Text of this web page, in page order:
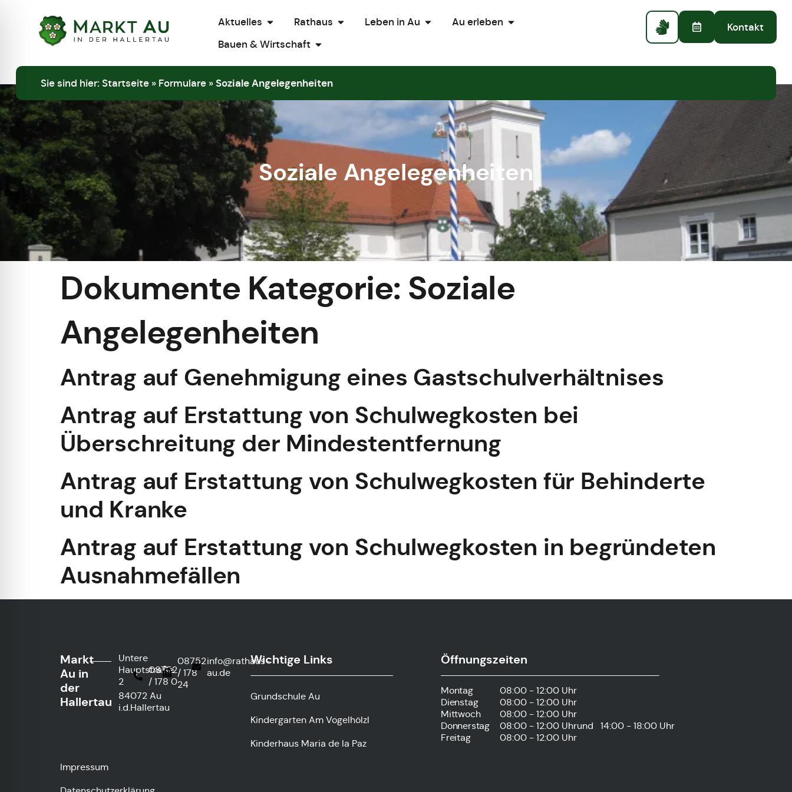
Aktuelles Rathaus Leben in Au
Au erleben
Bauen & Wirtschaft
Kontakt
Sie sind hier: Startseite » Formulare »Soziale Angelegenheiten
Soziale Angelegenheiten
Dokumente Kategorie: Soziale
Angelegenheiten
Antrag auf Genehmigung eines Gastschulverhältnises
Antrag auf Erstattung von Schulwegkosten bei
Überschreitung der Mindestentfernung
Antrag auf Erstattung von Schulwegkosten für Behinderte
und Kranke
Antrag auf Erstattung von Schulwegkosten in begründeten
Ausnahmefällen
Markt
Au in
der
Hallertau
Untere
Hauptstraße
2
84072 Au
i.d.Hallertau
08752
/ 178 0
08752
/ 178
24
info@rathaus-
au.de
Wichtige Links
Grundschule Au
Kindergarten Am Vogelhölzl
Kinderhaus Maria de la Paz
Öffnungszeiten
Montag
08:00 - 12:00 Uhr
Dienstag
08:00 - 12:00 Uhr
Mittwoch
08:00 - 12:00 Uhr
Donnerstag
08:00 - 12:00 Uhrund
14:00 - 18:00 Uhr
Freitag
08:00 - 12:00 Uhr
Impressum